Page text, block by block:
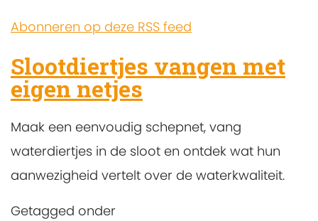
Abonneren op deze RSS feed
Slootdiertjes vangen met
eigen netjes
Maak een eenvoudig schepnet, vang
waterdiertjes in de sloot en ontdek wat hun
aanwezigheid vertelt over de waterkwaliteit.
Getagged onder